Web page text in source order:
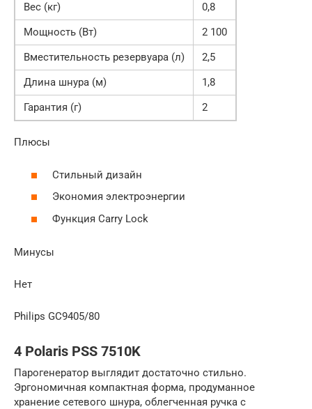
Вес (кг)
0,8
Мощность (Вт)
2 100
Вместительность резервуара (л)
2,5
Длина шнура (м)
1,8
Гарантия (г)
2
Плюсы
Стильный дизайн
Экономия электроэнергии
Функция Carry Lock
Минусы
Нет
Philips GC9405/80
4 Polaris PSS 7510K
Парогенератор выглядит достаточно стильно.
Эргономичная компактная форма, продуманное
хранение сетевого шнура, облегченная ручка с